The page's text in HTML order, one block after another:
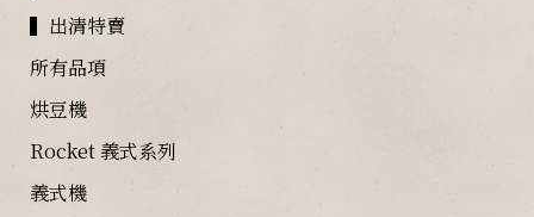
▍出清特賣
所有品項
烘豆機
Rocket 義式系列
義式機